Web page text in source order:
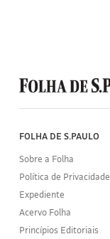
Folha
de
S.Paulo
FOLHA DE S.PAULO
Sobre a Folha
Política de Privacidade
Expediente
Acervo Folha
Princípios Editoriais